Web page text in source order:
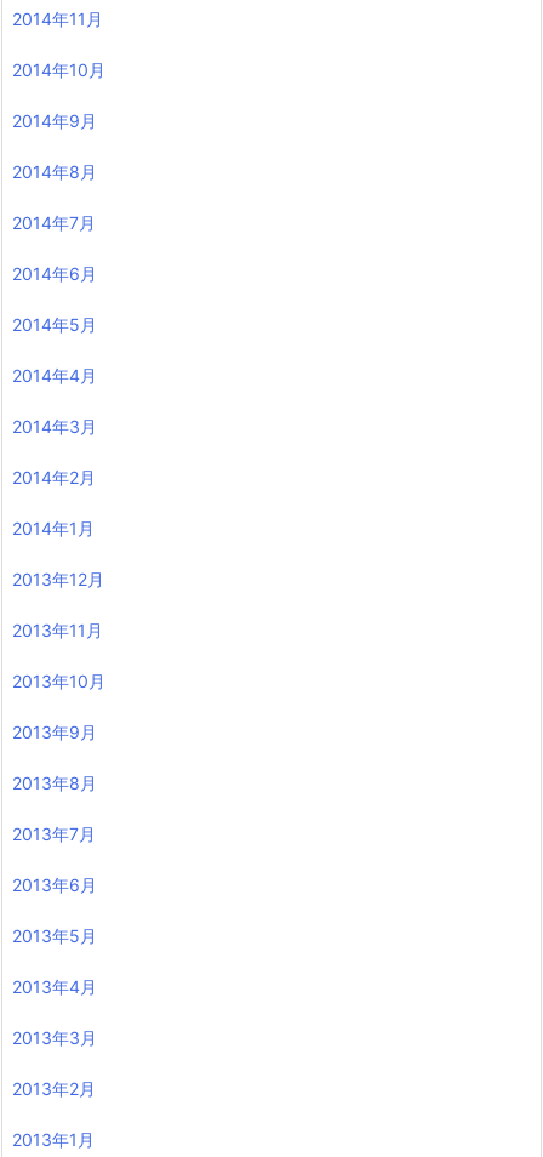
2014年11月
2014年10月
2014年9月
2014年8月
2014年7月
2014年6月
2014年5月
2014年4月
2014年3月
2014年2月
2014年1月
2013年12月
2013年11月
2013年10月
2013年9月
2013年8月
2013年7月
2013年6月
2013年5月
2013年4月
2013年3月
2013年2月
2013年1月